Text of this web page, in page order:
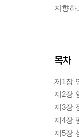
지향하
목차
제1장
제2장
제3장
제4장
제5장